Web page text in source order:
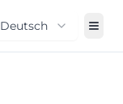
Deutsch